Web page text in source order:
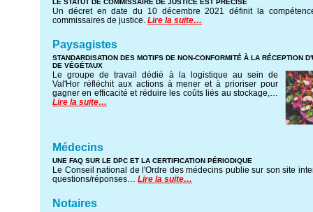
LE STATUT DE COMMISSAIRE DE JUSTICE EST PRÉCISÉ
Un décret en date du 10 décembre 2021 définit la
commissaires de justice. Lire la suite…
Paysagistes
STANDARDISATION DES MOTIFS DE NON-CONFORMITÉ À LA RÉCEPTION
DE VÉGÉTAUX
Le groupe de travail dédié à la logistique au sein de
Val'Hor réfléchit aux actions à mener et à prioriser pour
gagner en efficacité et réduire les coûts liés au stockage,…
Lire la suite…
Médecins
UNE FAQ SUR LE DPC ET LA CERTIFICATION PÉRIODIQUE
Le Conseil national de l'Ordre des médecins publie sur son site
questions/réponses… Lire la suite…
Notaires